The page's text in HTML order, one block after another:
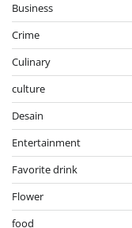
Business
Crime
Culinary
culture
Desain
Entertainment
Favorite drink
Flower
food